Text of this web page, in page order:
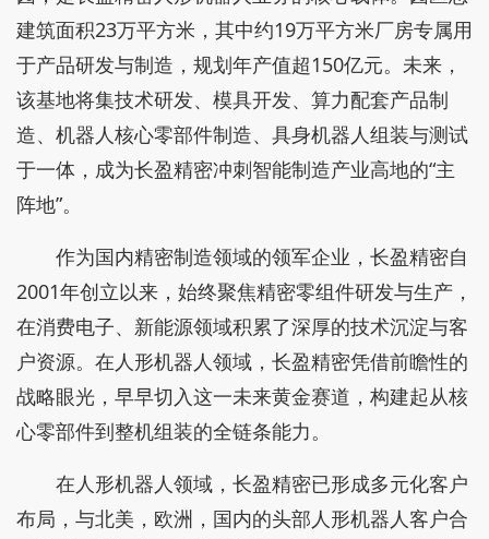
建筑面积23万平方米，其中约19万平方米厂房专属用
于产品研发与制造，规划年产值超150亿元。未来，
该基地将集技术研发、模具开发、算力配套产品制
造、机器人核心零部件制造、具身机器人组装与测试
于一体，成为长盈精密冲刺智能制造产业高地的“主
阵地”。
作为国内精密制造领域的领军企业，长盈精密自
2001年创立以来，始终聚焦精密零组件研发与生产，
在消费电子、新能源领域积累了深厚的技术沉淀与客
户资源。在人形机器人领域，长盈精密凭借前瞻性的
战略眼光，早早切入这一未来黄金赛道，构建起从核
心零部件到整机组装的全链条能力。
在人形机器人领域，长盈精密已形成多元化客户
布局，与北美，欧洲，国内的头部人形机器人客户合